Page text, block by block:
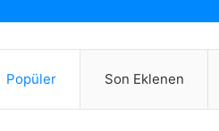
Popüler Son Eklenen